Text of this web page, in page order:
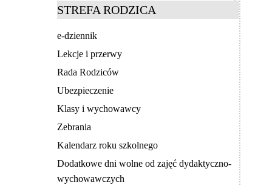
STREFA RODZICA
e-dziennik
Lekcje i przerwy
Rada Rodziców
Ubezpieczenie
Klasy i wychowawcy
Zebrania
Kalendarz roku szkolnego
Dodatkowe dni wolne od zajęć dydaktyczno-
wychowawczych